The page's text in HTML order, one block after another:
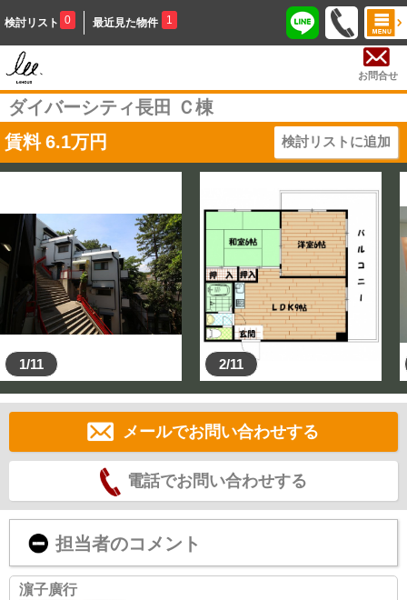
検討リスト 0 最近見た物件 1
お問合せ
ダイバーシティ長田 Ｃ棟
賃料 6.1万円 検討リストに追加
1/11 2/11
メールでお問い合わせする
電話でお問い合わせする
担当者のコメント
濵子廣行